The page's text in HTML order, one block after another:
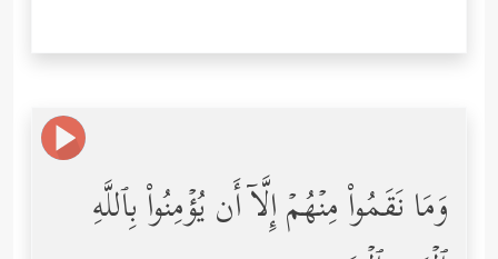
وَمَا نَقَمُواْ مِنۡهُمۡ إِلَّاۤ أَن یُؤۡمِنُواْ بِٱللَّهِ